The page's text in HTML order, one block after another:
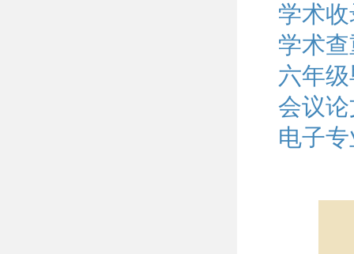
学术
学术
六年
会议
电子